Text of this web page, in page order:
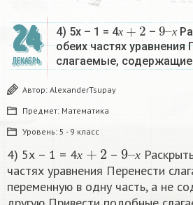
24
ДЕКАБРЬ
4) 5х – 1 = 4х
х+2
– х
9–
х
обеих частях уравнения
слагаемые,
Автор: AlexanderTsupay
Предмет: Математика
Уровень: 5 - 9 класс
4) 5х – 1 = 4х – х
9х
частях уравнения Перенести
переменную в одну часть, а не